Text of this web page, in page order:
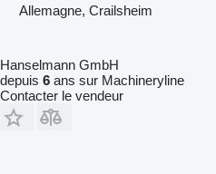
Allemagne, Crailsheim
Hanselmann GmbH
depuis 6 ans sur Machineryline
Contacter le vendeur